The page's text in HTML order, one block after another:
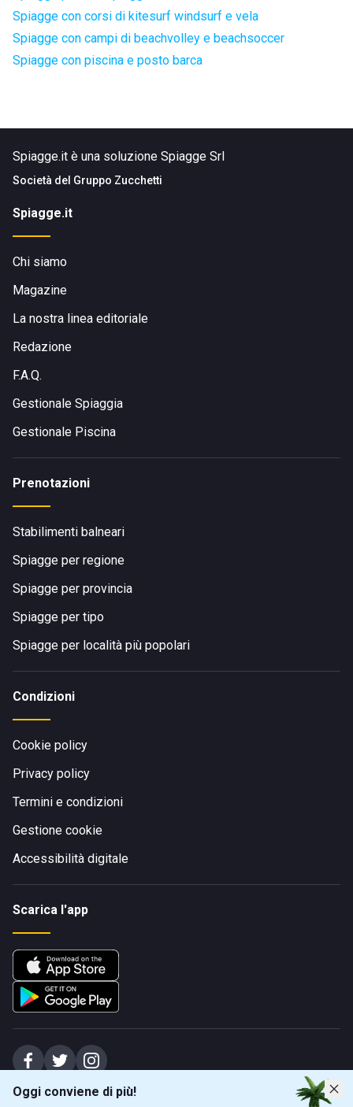
Oggi conviene di più!
Spiagge con corsi di kitesurf windsurf e vela
Spiagge con campi di beachvolley e beachsoccer
Spiagge con piscina e posto barca
Spiagge.it è una soluzione Spiagge Srl
Società del Gruppo Zucchetti
Spiagge.it
Chi siamo
Magazine
La nostra linea editoriale
Redazione
F.A.Q.
Gestionale Spiaggia
Gestionale Piscina
Prenotazioni
Stabilimenti balneari
Spiagge per regione
Spiagge per provincia
Spiagge per tipo
Spiagge per località più popolari
Condizioni
Cookie policy
Privacy policy
Termini e condizioni
Gestione cookie
Accessibilità digitale
Scarica l'app
Spiagge Srl - Sede legale: Via Marecchiese 48, 47923 Rimini (RN), IT -